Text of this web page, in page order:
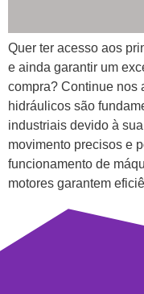
Quer ter acesso aos
e ainda garantir um
compra? Continue nos
hidráulicos são
industriais devido à
movimento precisos e
funcionamento de
motores garantem